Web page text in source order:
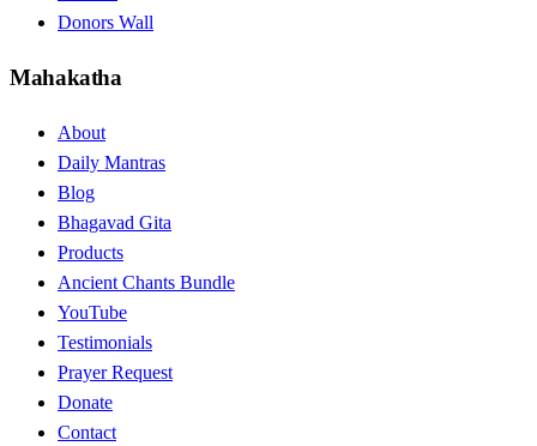
Donors Wall
Mahakatha
About
Daily Mantras
Blog
Bhagavad Gita
Products
Ancient Chants Bundle
YouTube
Testimonials
Prayer Request
Donate
Contact